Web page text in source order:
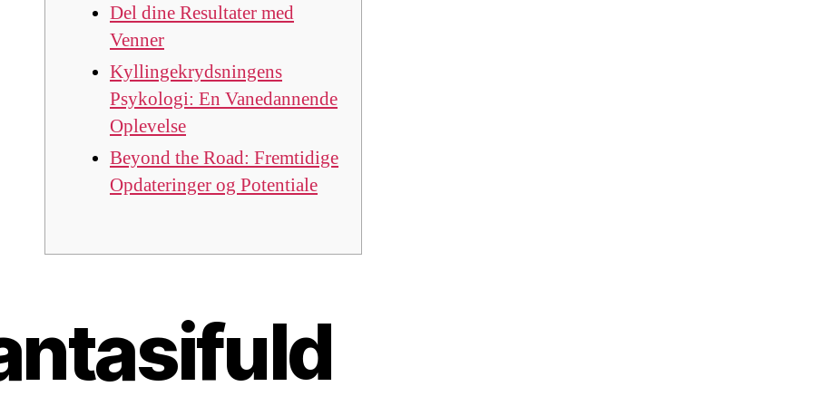
Del dine Resultater med
Venner
Kyllingekrydsningens
Psykologi: En Vanedannende
Oplevelse
Beyond the Road: Fremtidige
Opdateringer og Potentiale